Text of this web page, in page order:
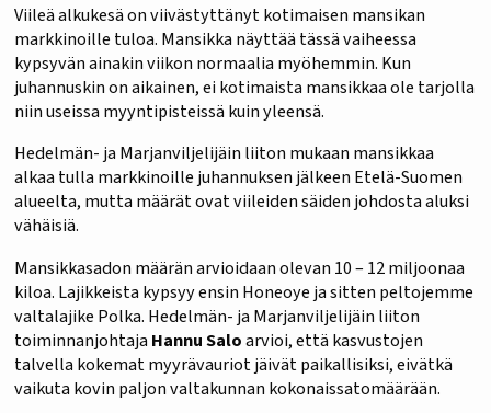
Viileä alkukesä on viivästyttänyt kotimaisen mansikan
markkinoille tuloa. Mansikka näyttää tässä vaiheessa
kypsyvän ainakin viikon normaalia myöhemmin. Kun
juhannuskin on aikainen, ei kotimaista mansikkaa ole tarjolla
niin useissa myyntipisteissä kuin yleensä.
Hedelmän- ja Marjanviljelijäin liiton mukaan mansikkaa
alkaa tulla markkinoille juhannuksen jälkeen Etelä-Suomen
alueelta, mutta määrät ovat viileiden säiden johdosta aluksi
vähäisiä.
Mansikkasadon määrän arvioidaan olevan 10 – 12 miljoonaa
kiloa. Lajikkeista kypsyy ensin Honeoye ja sitten peltojemme
valtalajike Polka. Hedelmän- ja Marjanviljelijäin liiton
toiminnanjohtaja Hannu Saloarvioi, että kasvustojen
talvella kokemat myyrävauriot jäivät paikallisiksi, eivätkä
vaikuta kovin paljon valtakunnan kokonaissatomäärään.